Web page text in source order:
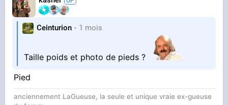
Ceinturion 1 mois
Taille poids et photo de pieds ?
Pied
anciennement LaGueuse, la seule et unique vraie ex-gueuse